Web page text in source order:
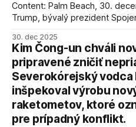
Content: Palm Beach, 30.
Trump, bývalý prezident
kľúčové pre úspešné
AFP informuje, že Trump
podmienky dohody o prí
30. dec 2025
Kim Čong-un chváli
pripravené zničiť
Severokórejský vodca
inšpekoval výrobu
raketometov, ktoré
pre prípadný konflikt.